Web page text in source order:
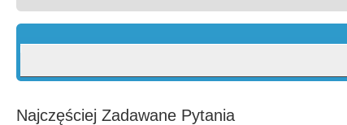
Najczęściej Zadawane Pytania